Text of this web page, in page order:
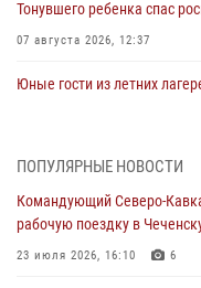
Тонувшего ребенка спас
07 августа 2026, 12:37
Юные гости из летних
выпуска «Легенды армии
07 августа 2026, 12:00
ПОПУЛЯРНЫЕ НОВОСТИ
Командующий Северо-
рабочую поездку в
23 июля 2026, 16:10 6